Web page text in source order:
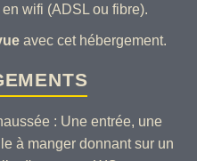
en wifi (ADSL ou fibre).
avec cet hébergement.
: Une entrée, une
à manger donnant sur un